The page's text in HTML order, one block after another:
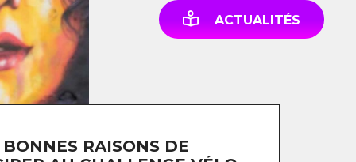
RAISONS DE
ACTUALITÉS